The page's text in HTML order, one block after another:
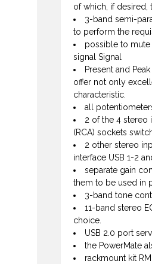
of which, if desired,
3-band semi-
to perform the
possible to
signal Signal
Present and
offer not only
characteristic.
all
2 of the 4 stereo
(RCA) sockets
2 other stereo
interface USB 1-2
separate gain
them to be used in
3-band tone
11-band stereo
choice.
USB 2.0 port
the PowerMate
rackmount kit